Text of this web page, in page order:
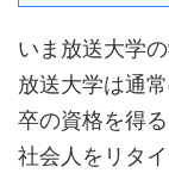
いま放送大学
放送大学は通
卒の資格を得
社会人をリタ